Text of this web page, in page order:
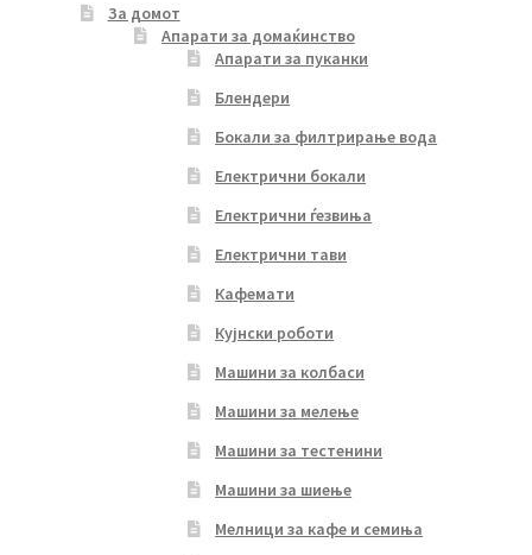
За домот
Апарати за домаќинство
Апарати за пуканки
Блендери
Бокали за филтрирање вода
Електрични бокали
Електрични ѓезвиња
Електрични тави
Кафемати
Кујнски роботи
Машини за колбаси
Машини за мелење
Машини за тестенини
Машини за шиење
Мелници за кафе и семиња